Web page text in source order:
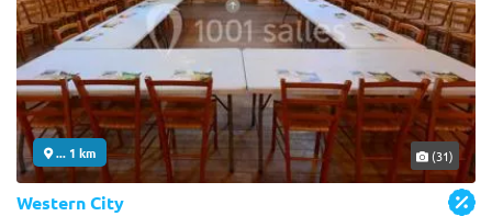
... 1 km (31)
Western City